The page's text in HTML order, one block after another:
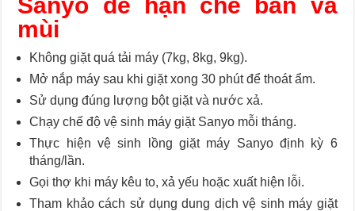
mùi
Không giặt quá tải máy (7kg, 8kg, 9kg).
Mở nắp máy sau khi giặt xong 30 phút để thoát ẩm.
Sử dụng đúng lượng bột giặt và nước xả.
Chạy chế độ vệ sinh máy giặt Sanyo mỗi tháng.
Thực hiện vệ sinh lồng giặt máy Sanyo định kỳ 6
tháng/lần.
Gọi thợ khi máy kêu to, xả yếu hoặc xuất hiện lỗi.
Tham khảo cách sử dụng dung dịch vệ sinh máy giặt